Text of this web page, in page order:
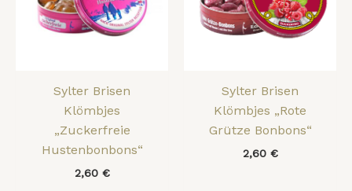
Sylter Brisen
Klömbjes
„Zuckerfreie
Hustenbonbons“
2,60 €
Sylter Brisen
Klömbjes „Rote
Grütze Bonbons“
2,60 €